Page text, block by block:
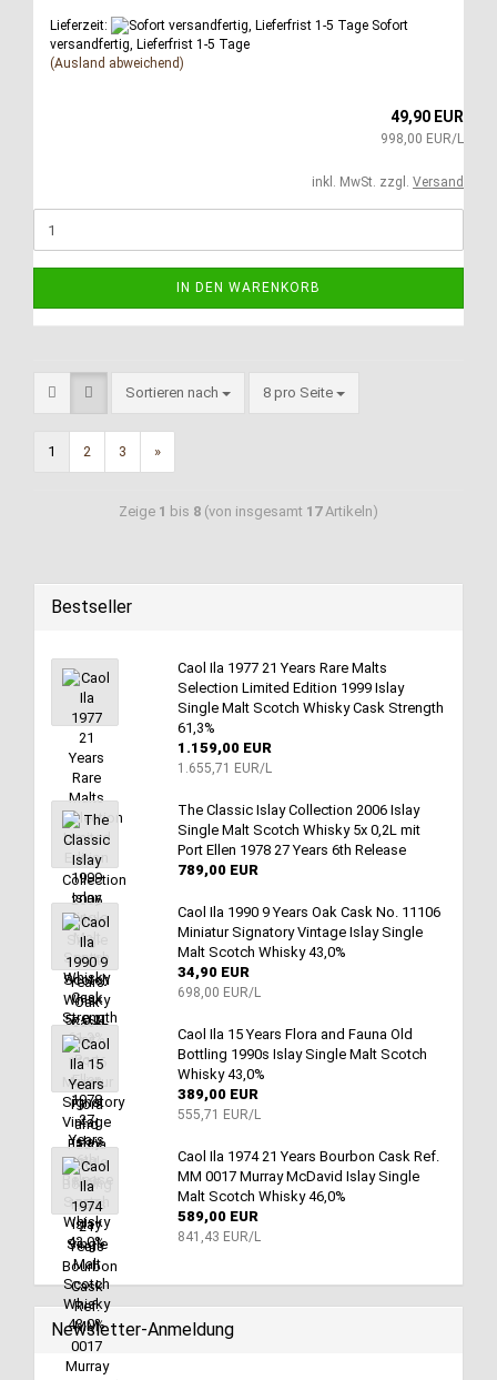
Lieferzeit:
Sofort
versandfertig, Lieferfrist 1-5 Tage
(Ausland abweichend)
49,90 EUR
998,00 EUR/L
inkl. MwSt. zzgl. Versand
IN DEN WARENKORB
Sortieren nach 8 pro Seite
1 2 3 »
Zeige 1 bis 8 (von insgesamt 17Artikeln)
Bestseller
Caol Ila 1977 21 Years Rare Malts
Selection Limited Edition 1999 Islay
Single Malt Scotch Whisky Cask Strength
61,3%
1.159,00 EUR
1.655,71 EUR/L
The Classic Islay Collection 2006 Islay
Single Malt Scotch Whisky 5x 0,2L mit
Port Ellen 1978 27 Years 6th Release
789,00 EUR
Caol Ila 1990 9 Years Oak Cask No. 11106
Miniatur Signatory Vintage Islay Single
Malt Scotch Whisky 43,0%
34,90 EUR
698,00 EUR/L
Caol Ila 15 Years Flora and Fauna Old
Bottling 1990s Islay Single Malt Scotch
Whisky 43,0%
389,00 EUR
555,71 EUR/L
Caol Ila 1974 21 Years Bourbon Cask Ref.
MM 0017 Murray McDavid Islay Single
Malt Scotch Whisky 46,0%
589,00 EUR
841,43 EUR/L
Newsletter-Anmeldung